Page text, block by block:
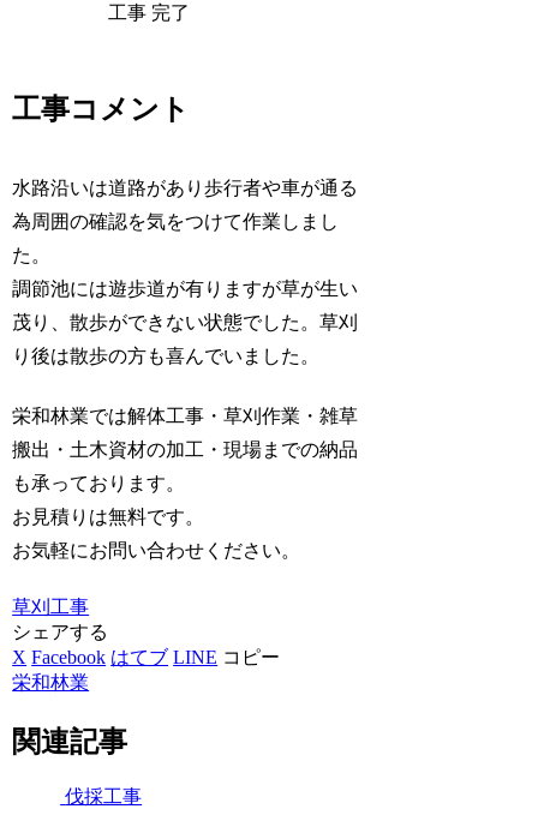
工事コメント
水路沿いは道路があり歩行者や車が通る
為周囲の確認を気をつけて作業しまし
た。
調節池には遊歩道が有りますが草が生い
茂り、散歩ができない状態でした。草刈
り後は散歩の方も喜んでいました。
栄和林業では解体工事・草刈作業・雑草
搬出・土木資材の加工・現場までの納品
も承っております。
お見積りは無料です。
お気軽にお問い合わせください。
草刈工事
シェアする
X Facebook はてブ LINE コピー
栄和林業
関連記事
伐採工事